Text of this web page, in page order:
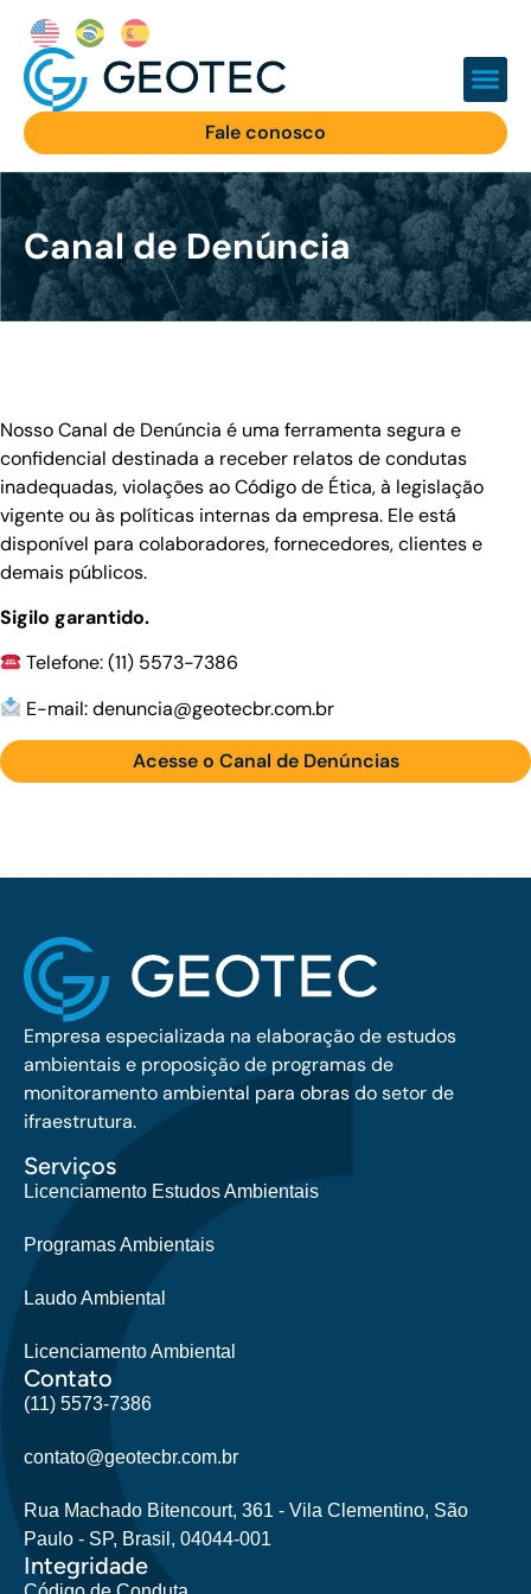
Fale conosco
Canal de Denúncia
Nosso Canal de Denúncia é uma ferramenta segura e
confidencial destinada a receber relatos de condutas
inadequadas, violações ao Código de Ética, à legislação
vigente ou às políticas internas da empresa. Ele está
disponível para colaboradores, fornecedores, clientes e
demais públicos.
Sigilo garantido.
Telefone: (11) 5573-7386
E-mail: denuncia@geotecbr.com.br
Acesse o Canal de Denúncias
Empresa especializada na elaboração de estudos
ambientais e proposição de programas de
monitoramento ambiental para obras do setor de
ifraestrutura.
Serviços
Licenciamento Estudos Ambientais
Programas Ambientais
Laudo Ambiental
Licenciamento Ambiental
Contato
(11) 5573-7386
contato@geotecbr.com.br
Rua Machado Bitencourt, 361 - Vila Clementino, São
Paulo - SP, Brasil, 04044-001
Integridade